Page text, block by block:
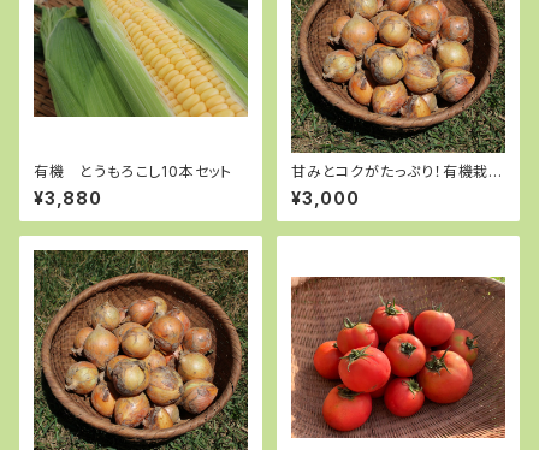
有機 とうもろこし10本セット
¥3,880
甘みとコクがたっぷり！有機栽培
玉ねぎ５kg
¥3,000